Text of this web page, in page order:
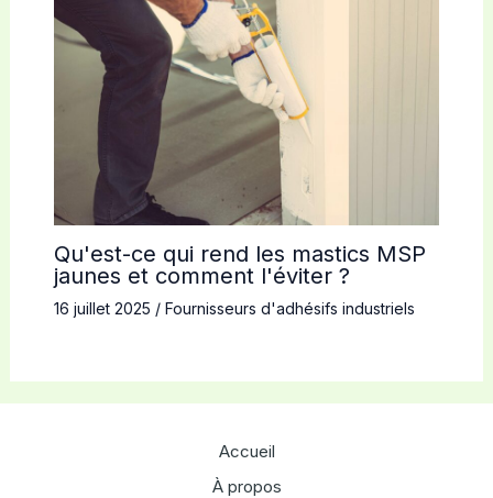
Qu'est-ce qui rend les mastics MSP
jaunes et comment l'éviter ?
16 juillet 2025 / Fournisseurs d'adhésifs industriels
Accueil
À propos